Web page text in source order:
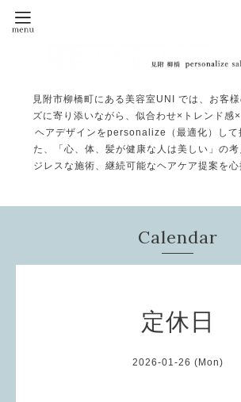
見附市柳橋町にある美容室UNI では、お客
ズに寄り添いながら、似合わせ×トレンド
ヘアデザインをpersonalize（最適化）して
た、「心、体、髪が健康な人は美しい」の
ジレスな施術、継続可能なヘアケア提案を心
Calendar
定休日
2026-01-26 (Mon)